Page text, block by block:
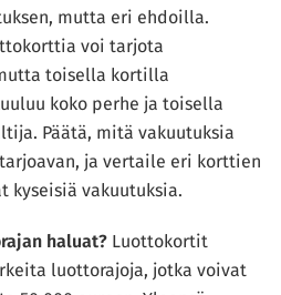
mutta eri ehdoilla.
voi tarjota
toisella kortilla
koko perhe ja toisella
Päätä, mitä vakuutuksia
ja vertaile eri korttien
kyseisiä vakuutuksia.
haluat? Luottokortit
luottorajoja, jotka voivat